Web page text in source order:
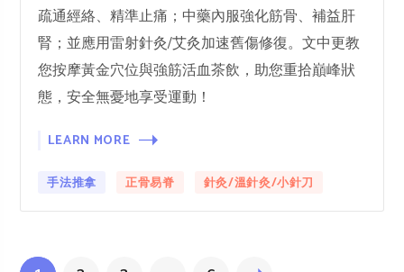
疏通經絡、精準止痛；中藥內服強化筋骨、補益肝
腎；並應用雷射針灸/艾灸加速舊傷修復。文中更教
您按摩黃金穴位與強筋活血茶飲，助您重拾巔峰狀
態，安全無憂地享受運動！
LEARN MORE
手法推拿 正骨易脊 針灸/溫針灸/小針刀